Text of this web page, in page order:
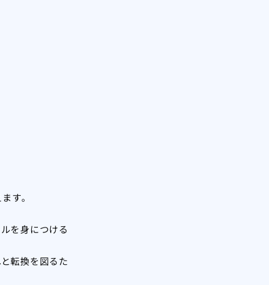
す。
を身につける
転換を図るた